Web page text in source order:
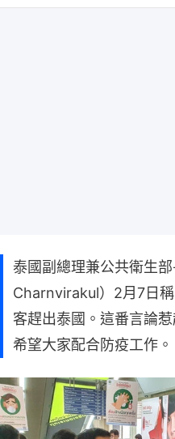
泰國副總理兼公共衛生
Charnvirakul）2月7日
客趕出泰國。這番言論
希望大家配合防疫工作。